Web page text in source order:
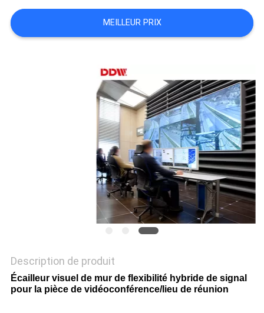
CITATION
MEILLEUR PRIX
Description de produit
Écailleur visuel de mur de flexibilité hybride de signal
pour la pièce de vidéoconférence/lieu de réunion